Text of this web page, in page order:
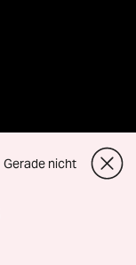
Gerade nicht